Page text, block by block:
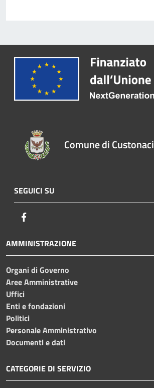
Comune di Custonaci
SEGUICI SU
AMMINISTRAZIONE
Organi di Governo
Aree Amministrative
Uffici
Enti e fondazioni
Politici
Personale Amministrativo
Documenti e dati
CATEGORIE DI SERVIZIO